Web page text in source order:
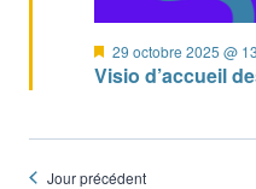
Visio d’accueil
Mis
en
avant
29 octobre 2025 @
Jour précédent